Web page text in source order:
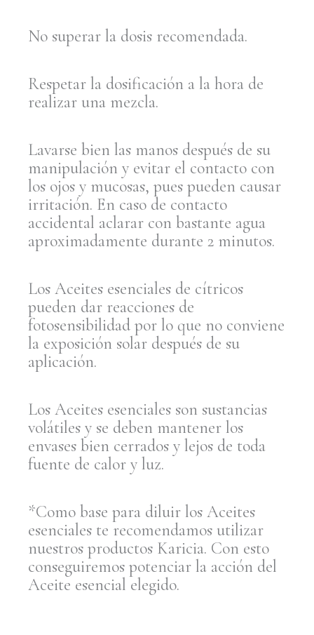
No superar la dosis recomendada.
Respetar la dosificación a la hora de
realizar una mezcla.
Lavarse bien las manos después de su
manipulación y evitar el contacto con
los ojos y mucosas, pues pueden causar
irritación. En caso de contacto
accidental aclarar con bastante agua
aproximadamente durante 2 minutos.
Los Aceites esenciales de cítricos
pueden dar reacciones de
fotosensibilidad por lo que no conviene
la exposición solar después de su
aplicación.
Los Aceites esenciales son sustancias
volátiles y se deben mantener los
envases bien cerrados y lejos de toda
fuente de calor y luz.
*Como base para diluir los Aceites
esenciales te recomendamos utilizar
nuestros productos Karicia. Con esto
conseguiremos potenciar la acción del
Aceite esencial elegido.